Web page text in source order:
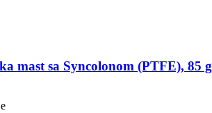
mast sa Syncolonom (PTFE), 85 g